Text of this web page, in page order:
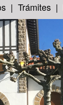
Trámites